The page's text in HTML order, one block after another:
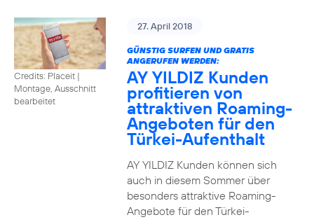
Credits: Placeit |
Montage, Ausschnitt
bearbeitet
27. April 2018
GÜNSTIG SURFEN UND GRATIS
ANGERUFEN WERDEN:
AY YILDIZ Kunden
profitieren von
attraktiven Roaming-
Angeboten für den
Türkei-Aufenthalt
AY YILDIZ Kunden können sich
auch in diesem Sommer über
besonders attraktive Roaming-
Angebote für den Türkei-